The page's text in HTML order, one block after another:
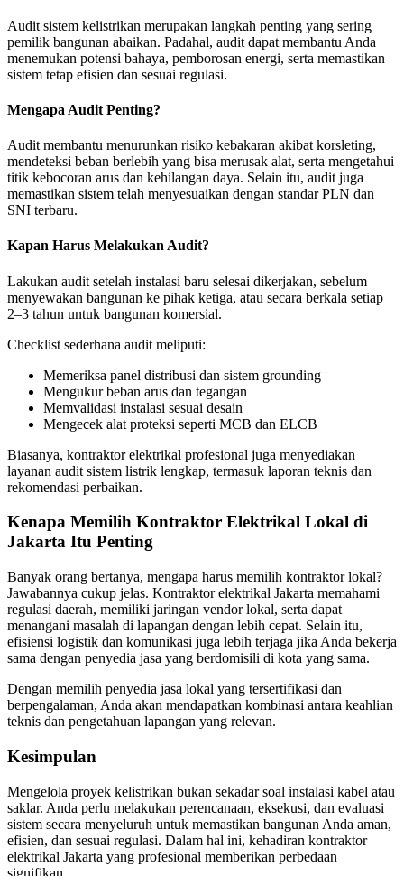
Audit sistem kelistrikan merupakan langkah penting yang sering
pemilik bangunan abaikan. Padahal, audit dapat membantu Anda
menemukan potensi bahaya, pemborosan energi, serta memastikan
sistem tetap efisien dan sesuai regulasi.
Mengapa Audit Penting?
Audit membantu menurunkan risiko kebakaran akibat korsleting,
mendeteksi beban berlebih yang bisa merusak alat, serta mengetahui
titik kebocoran arus dan kehilangan daya. Selain itu, audit juga
memastikan sistem telah menyesuaikan dengan standar PLN dan
SNI terbaru.
Kapan Harus Melakukan Audit?
Lakukan audit setelah instalasi baru selesai dikerjakan, sebelum
menyewakan bangunan ke pihak ketiga, atau secara berkala setiap
2–3 tahun untuk bangunan komersial.
Checklist sederhana audit meliputi:
Memeriksa panel distribusi dan sistem grounding
Mengukur beban arus dan tegangan
Memvalidasi instalasi sesuai desain
Mengecek alat proteksi seperti MCB dan ELCB
Biasanya, kontraktor elektrikal profesional juga menyediakan
layanan audit sistem listrik lengkap, termasuk laporan teknis dan
rekomendasi perbaikan.
Kenapa Memilih Kontraktor Elektrikal Lokal di
Jakarta Itu Penting
Banyak orang bertanya, mengapa harus memilih kontraktor lokal?
Jawabannya cukup jelas. Kontraktor elektrikal Jakarta memahami
regulasi daerah, memiliki jaringan vendor lokal, serta dapat
menangani masalah di lapangan dengan lebih cepat. Selain itu,
efisiensi logistik dan komunikasi juga lebih terjaga jika Anda bekerja
sama dengan penyedia jasa yang berdomisili di kota yang sama.
Dengan memilih penyedia jasa lokal yang tersertifikasi dan
berpengalaman, Anda akan mendapatkan kombinasi antara keahlian
teknis dan pengetahuan lapangan yang relevan.
Kesimpulan
Mengelola proyek kelistrikan bukan sekadar soal instalasi kabel atau
saklar. Anda perlu melakukan perencanaan, eksekusi, dan evaluasi
sistem secara menyeluruh untuk memastikan bangunan Anda aman,
efisien, dan sesuai regulasi. Dalam hal ini, kehadiran kontraktor
elektrikal Jakarta yang profesional memberikan perbedaan
signifikan.